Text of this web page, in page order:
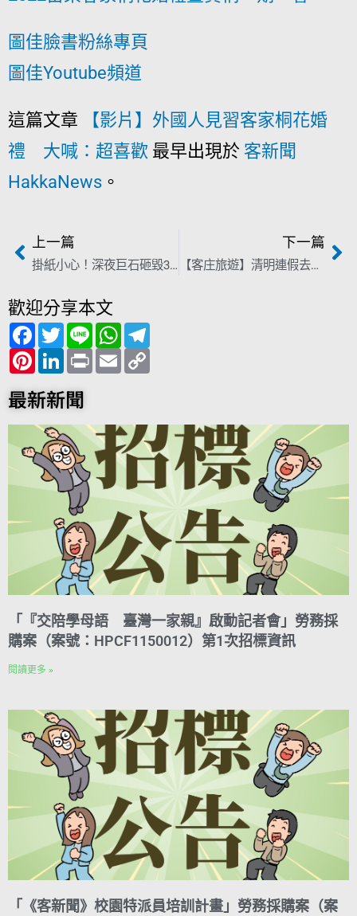
圖佳臉書粉絲專頁
圖佳Youtube頻道
這篇文章
【影片】外國人見習客家桐花婚
禮 大喊：超喜歡 最早出現於 客新聞
HakkaNews 。
上一篇
掛紙小心！深夜巨石砸毀3車 苗栗東西快一女乘客受傷
下一篇
【客庄旅遊】清明連假去哪位 到苗栗也可手捏製陶喔
歡迎分享本文
F
a
c
e
b
o
o
T
w
i
t
t
e
r
L
i
n
e
W
h
a
t
s
P
i
n
t
e
e
s
t
L
i
n
k
e
I
n
P
r
i
E
m
a
n
k
最新新聞
「『交陪學母語 臺灣一家親』啟動記者會」勞務採
購案（案號：HPCF1150012）第1次招標資訊
閱讀更多 »
「《客新聞》校園特派員培訓計畫」勞務採購案（案